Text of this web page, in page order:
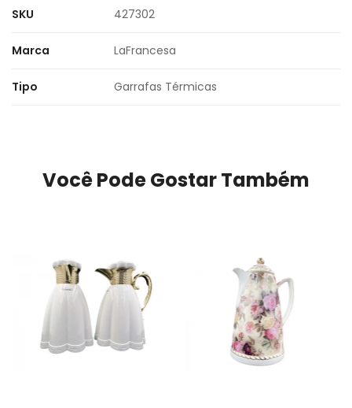
SKU 427302
Marca LaFrancesa
Tipo Garrafas Térmicas
Você Pode Gostar Também